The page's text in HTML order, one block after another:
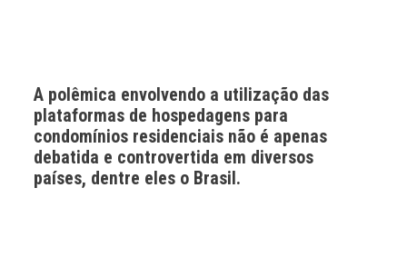
A polêmica envolvendo a utilização das
plataformas de hospedagens para
condomínios residenciais não é apenas
debatida e controvertida em diversos
países, dentre eles o Brasil.